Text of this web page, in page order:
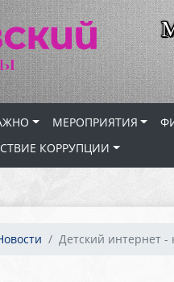
МЕРОПРИЯТИЯ
КОРРУПЦИИ
Детский интернет -